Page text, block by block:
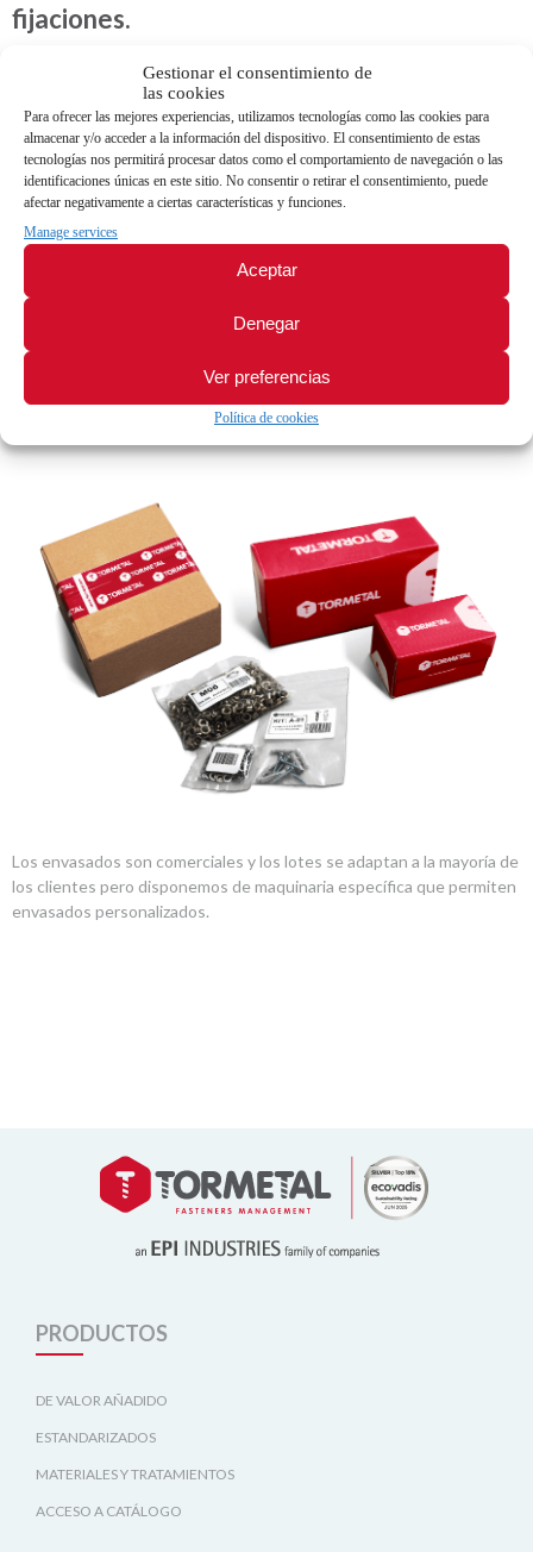
Gestionar el consentimiento de
las cookies
Para ofrecer las mejores experiencias, utilizamos tecnologías como las cookies para
almacenar y/o acceder a la información del dispositivo. El consentimiento de estas
tecnologías nos permitirá procesar datos como el comportamiento de navegación o las
identificaciones únicas en este sitio. No consentir o retirar el consentimiento, puede
afectar negativamente a ciertas características y funciones.
Manage services
Aceptar
Denegar
Ver preferencias
Política de cookies
fijaciones.
Uno de los aspectos en los que se gana eficiencia en la gestión de
las fijaciones es mediante la adaptación de los envases y la
confección de conjuntos de productoKITS.
EnTORMETALofrecemos soluciones personalizadas de packaging
tales como unidades específicas por envase, envases customizados
y etiquetado según requerimientos del cliente, entre otras.
Asimismo podemos configurar KITS de productos que consisten en
agrupaciones de varias referencias en un único envase. En estos
casos podemos tratar estos conjuntos de productos distintos como
KITS , lo cual implica tratarlos como productos únicos e indivisibles,
con todas las ventajas logísticas de gestión para el cliente.
Los envasados son comerciales y los lotes se adaptan a la mayoría de
los clientes pero disponemos de maquinaria específica que permiten
envasados personalizados.
PRODUCTOS
DE VALOR AÑADIDO
ESTANDARIZADOS
MATERIALES Y TRATAMIENTOS
ACCESO A CATÁLOGO